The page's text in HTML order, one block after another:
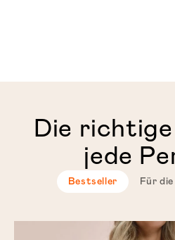
Die
jede
Bestseller Für